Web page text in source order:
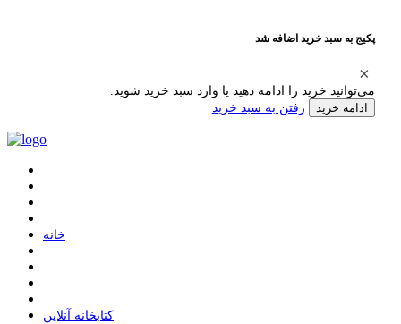
پکیج به سبد خرید اضافه شد
می‌توانید خرید را ادامه دهید یا وارد سبد خرید شوید.
ادامه خرید رفتن به سبد خرید
ﺧﺎﻧﻪ
ﮐﺘﺎﺑﺨﺎﻧﻪ ﺁﻧﻼﯾﻦ